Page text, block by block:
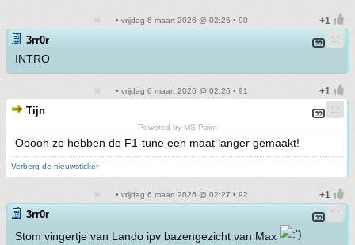
• vrijdag 6 maart 2026 @ 02:26 • 90
3rr0r
INTRO
• vrijdag 6 maart 2026 @ 02:26 • 91
Tijn
Powered by MS Paint
Ooooh ze hebben de F1-tune een maat langer gemaakt!
Verberg de nieuwsticker
• vrijdag 6 maart 2026 @ 02:27 • 92
3rr0r
Stom vingertje van Lando ipv bazengezicht van Max